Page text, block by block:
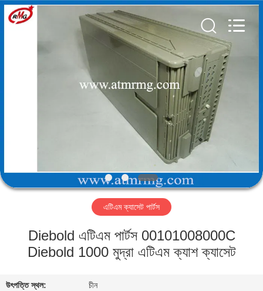
কারখানা
গুণমান
Mei
Guang
Science
And
এটিএম ক্যাসেট পার্টস
Diebold এটিএম পার্টস 00101008000C
Diebold 1000 মুদ্রা এটিএম ক্যাশ ক্যাসেট
উৎপত্তি স্থল: চীন